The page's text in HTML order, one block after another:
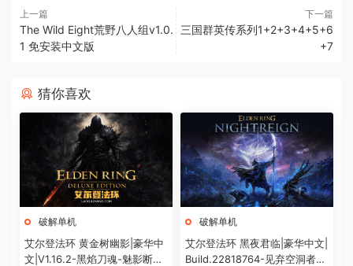
上一篇
The Wild Eight荒野八人组v1.0.
1 免安装中文版
下一篇
三国群英传系列1+2+3+4+5+6
+7
猜你喜欢
破解单机
艾尔登法环 黄金树幽影|豪华中
文|V1.16.2-黑焰刀魂-魅影断弦
破解单机
艾尔登法环 黑夜君临|豪华中文|
Build.22818764-见弃空洞者DL